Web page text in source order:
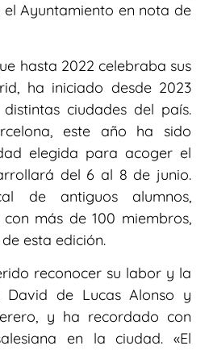
Ayuntamiento en nota de
hasta 2022 celebraba sus
ha iniciado desde 2023
ciudades del país.
este año ha sido
elegida para acoger el
del 6 al 8 de junio.
de antiguos alumnos,
más de 100 miembros,
esta edición.
reconocer su labor y la
David de Lucas Alonso y
y ha recordado con
en la ciudad. «El